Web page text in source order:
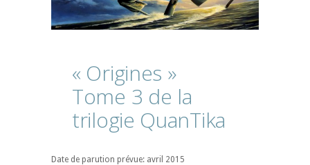
« Origines »
Tome 3 de la
trilogie QuanTika
Date de parution prévue: avril 2015